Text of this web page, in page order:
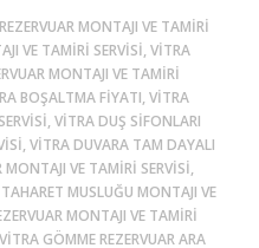
MONTAJI VE TAMIRI
VE TAMIRI SERVISI, VITRA
MONTAJI VE TAMIRI
BOŞALTMA FIYATI, VITRA
VITRA DUŞ SIFONLARI
VITRA DUVARA TAM DAYALI
MONTAJI VE TAMIRI SERVISI,
MUSLUĞU MONTAJI VE
MONTAJI VE TAMIRI
GÖMME REZERVUAR ARA